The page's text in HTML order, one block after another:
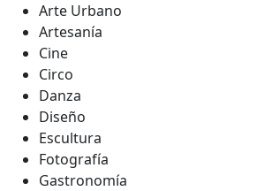
Arte Urbano
Artesanía
Cine
Circo
Danza
Diseño
Escultura
Fotografía
Gastronomía